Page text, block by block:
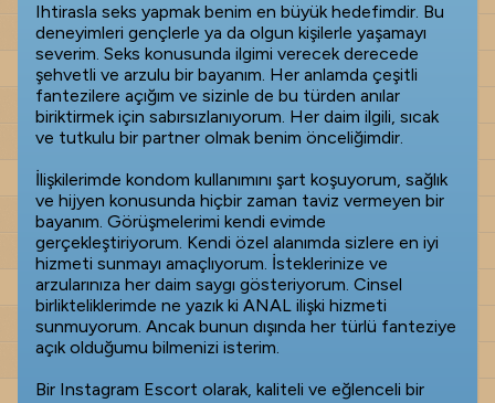
Ihtirasla seks yapmak benim en büyük hedefimdir. Bu
deneyimleri gençlerle ya da olgun kişilerle yaşamayı
severim. Seks konusunda ilgimi verecek derecede
şehvetli ve arzulu bir bayanım. Her anlamda çeşitli
fantezilere açığım ve sizinle de bu türden anılar
biriktirmek için sabırsızlanıyorum. Her daim ilgili, sıcak
ve tutkulu bir partner olmak benim önceliğimdir.
İlişkilerimde kondom kullanımını şart koşuyorum, sağlık
ve hijyen konusunda hiçbir zaman taviz vermeyen bir
bayanım. Görüşmelerimi kendi evimde
gerçekleştiriyorum. Kendi özel alanımda sizlere en iyi
hizmeti sunmayı amaçlıyorum. İsteklerinize ve
arzularınıza her daim saygı gösteriyorum. Cinsel
birlikteliklerimde ne yazık ki ANAL ilişki hizmeti
sunmuyorum. Ancak bunun dışında her türlü fanteziye
açık olduğumu bilmenizi isterim.
Bir Instagram Escort olarak, kaliteli ve eğlenceli bir